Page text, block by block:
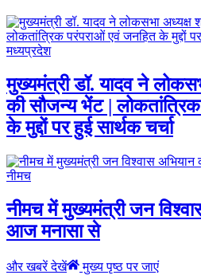
मध्यप्रदेश
मुख्यमंत्री डॉ. यादव ने
की सौजन्य भेंट |
के मुद्दों पर हुई सार्थक चर्चा
नीमच
नीमच में मुख्यमंत्री जन
आज मनासा से
और खबरें देखें मुख्य पृष्ठ पर जाएं